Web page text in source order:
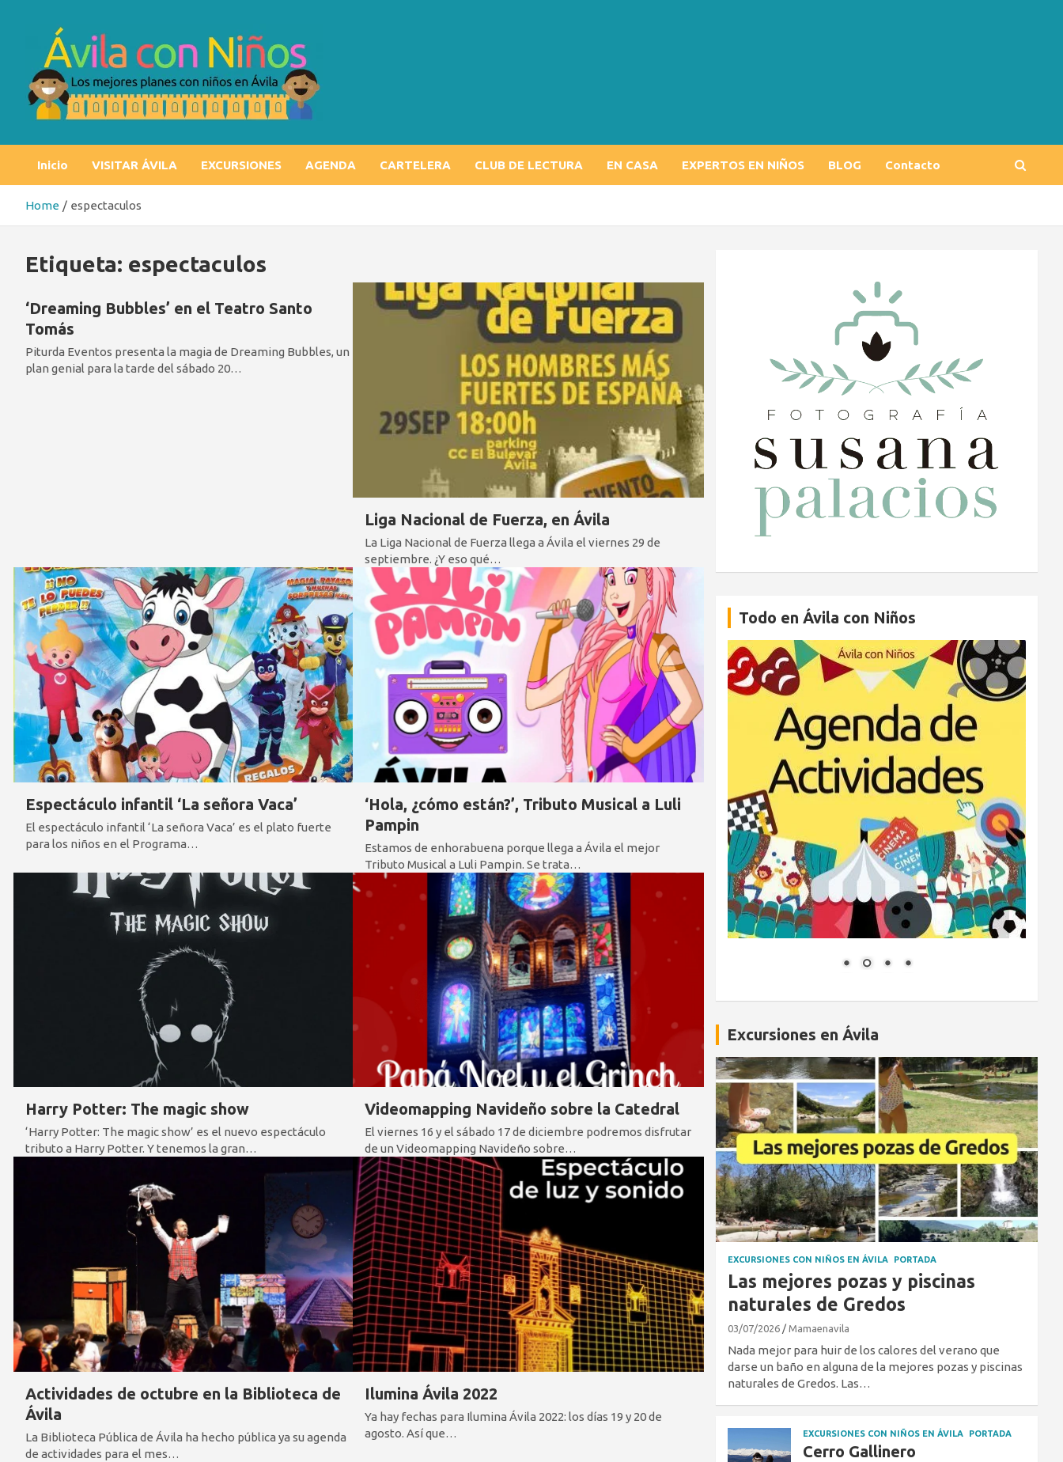
Inicio VISITAR ÁVILA EXCURSIONES AGENDA CARTELERA CLUB DE LECTURA EN CASA EXPERTOS EN NIÑOS BLOG Contacto
Home espectaculos
Etiqueta: espectaculos
‘Dreaming Bubbles’ en el Teatro Santo
Tomás
Piturda Eventos presenta la magia de Dreaming Bubbles, un
plan genial para la tarde del sábado 20…
Liga Nacional de Fuerza, en Ávila
La Liga Nacional de Fuerza llega a Ávila el viernes 29 de
septiembre. ¿Y eso qué…
Espectáculo infantil ‘La señora Vaca’
El espectáculo infantil ‘La señora Vaca’ es el plato fuerte
para los niños en el Programa…
‘Hola, ¿cómo están?’, Tributo Musical a Luli
Pampin
Estamos de enhorabuena porque llega a Ávila el mejor
Tributo Musical a Luli Pampin. Se trata…
Harry Potter: The magic show
‘Harry Potter: The magic show’ es el nuevo espectáculo
tributo a Harry Potter. Y tenemos la gran…
Videomapping Navideño sobre la Catedral
El viernes 16 y el sábado 17 de diciembre podremos disfrutar
de un Videomapping Navideño sobre…
Actividades de octubre en la Biblioteca de
Ávila
La Biblioteca Pública de Ávila ha hecho pública ya su agenda
de actividades para el mes…
Ilumina Ávila 2022
Ya hay fechas para Ilumina Ávila 2022: los días 19 y 20 de
agosto. Así que…
Todo en Ávila con Niños
Excursiones en Ávila
EXCURSIONES CON NIÑOS EN ÁVILA PORTADA
Las mejores pozas y piscinas
naturales de Gredos
03/07/2026 Mamaenavila
Nada mejor para huir de los calores del verano que
darse un baño en alguna de la mejores pozas y piscinas
naturales de Gredos. Las…
EXCURSIONES CON NIÑOS EN ÁVILA PORTADA
Cerro Gallinero